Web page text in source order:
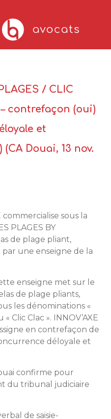
/ CLIC
– contrefaçon (oui)
et
Douai, 13 nov.
commercialise sous la
PLAGES BY
de plage pliant,
une enseigne de la
enseigne met sur le
de plage pliants,
les dénominations «
Clic Clac ». INNOV’AXE
en contrefaçon de
déloyale et
confirme pour
du tribunal judiciaire
de saisie-